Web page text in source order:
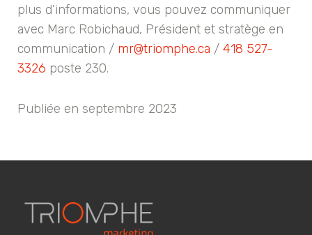
plus d’informations, vous pouvez communiquer
avec Marc Robichaud, Président et stratège en
communication / mr@triomphe.ca / 418 527-
3326 poste 230.
Publiée en septembre 2023